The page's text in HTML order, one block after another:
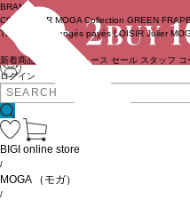
ログイン
BRAND
COUTURIER MOGA Collection GREEN
TRISTESSE
congés payés LOISIR Julier
新着商品 ニュース セール スタッフ コ
BIGI online store
/
MOGA （モガ）
/